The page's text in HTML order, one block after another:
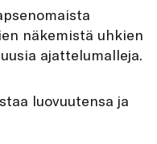
näkemistä uhkien
ajattelumalleja.
luovuutensa ja